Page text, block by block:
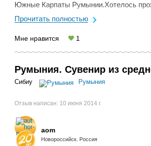
Южные Карпаты Румынии.Хотелось
погоды, леса, горного воздуха за не
Прочитать полностью
Мне нравится 1
Румыния. Сувенир из
Сибиу Румыния
Отзыв написан: 10 июня 2014 г.
aom
Новороссийск. Россия